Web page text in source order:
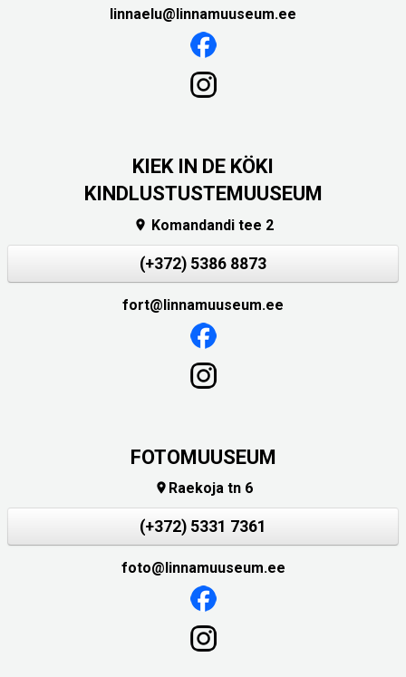
linnaelu@linnamuuseum.ee
KIEK IN DE KÖKI
KINDLUSTUSTEMUUSEUM
 Komandandi tee 2
(+372) 5386 8873
fort@linnamuuseum.ee
FOTOMUUSEUM
 Raekoja tn 6
(+372) 5331 7361
foto@linnamuuseum.ee